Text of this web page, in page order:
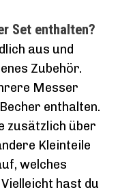
Set enthalten?
aus und
Zubehör.
Messer
enthalten.
zusätzlich über
Kleinteile
welches
hast du